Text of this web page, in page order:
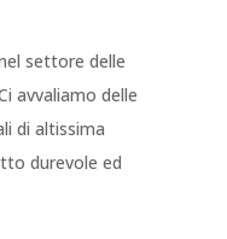
settore delle
avvaliamo delle
di altissima
durevole ed